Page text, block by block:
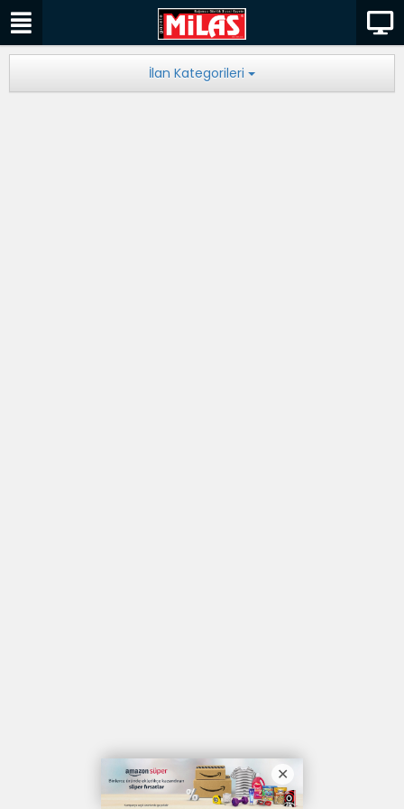
İlan Kategorileri